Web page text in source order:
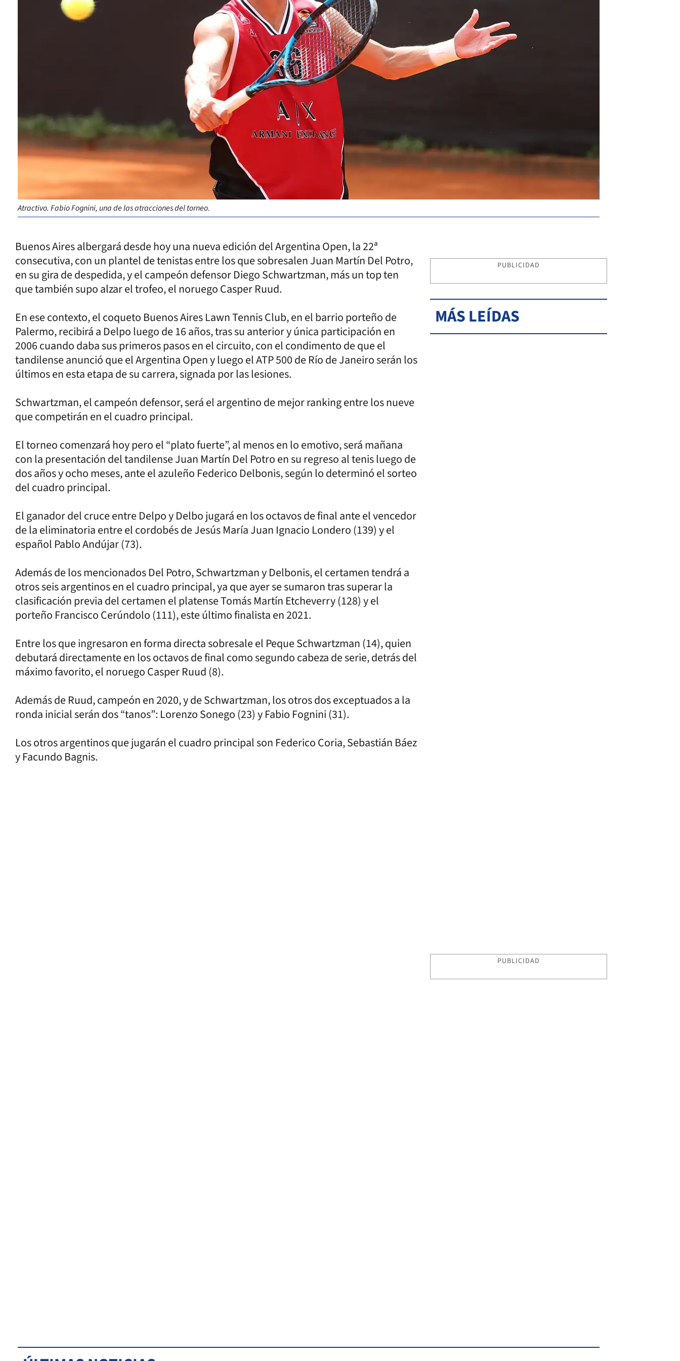
Atractivo. Fabio Fognini, una de las atracciones del torneo.
Buenos Aires albergará desde hoy una nueva edición del Argentina Open, la 22ª
consecutiva, con un plantel de tenistas entre los que sobresalen Juan Martín Del Potro,
en su gira de despedida, y el campeón defensor Diego Schwartzman, más un top ten
que también supo alzar el trofeo, el noruego Casper Ruud.
En ese contexto, el coqueto Buenos Aires Lawn Tennis Club, en el barrio porteño de
Palermo, recibirá a Delpo luego de 16 años, tras su anterior y única participación en
2006 cuando daba sus primeros pasos en el circuito, con el condimento de que el
tandilense anunció que el Argentina Open y luego el ATP 500 de Río de Janeiro serán los
últimos en esta etapa de su carrera, signada por las lesiones.
Schwartzman, el campeón defensor, será el argentino de mejor ranking entre los nueve
que competirán en el cuadro principal.
El torneo comenzará hoy pero el “plato fuerte”, al menos en lo emotivo, será mañana
con la presentación del tandilense Juan Martín Del Potro en su regreso al tenis luego de
dos años y ocho meses, ante el azuleño Federico Delbonis, según lo determinó el sorteo
del cuadro principal.
El ganador del cruce entre Delpo y Delbo jugará en los octavos de final ante el vencedor
de la eliminatoria entre el cordobés de Jesús María Juan Ignacio Londero (139) y el
español Pablo Andújar (73).
Además de los mencionados Del Potro, Schwartzman y Delbonis, el certamen tendrá a
otros seis argentinos en el cuadro principal, ya que ayer se sumaron tras superar la
clasificación previa del certamen el platense Tomás Martín Etcheverry (128) y el
porteño Francisco Cerúndolo (111), este último finalista en 2021.
Entre los que ingresaron en forma directa sobresale el Peque Schwartzman (14), quien
debutará directamente en los octavos de final como segundo cabeza de serie, detrás del
máximo favorito, el noruego Casper Ruud (8).
Además de Ruud, campeón en 2020, y de Schwartzman, los otros dos exceptuados a la
ronda inicial serán dos “tanos”: Lorenzo Sonego (23) y Fabio Fognini (31).
Los otros argentinos que jugarán el cuadro principal son Federico Coria, Sebastián Báez
y Facundo Bagnis.
PUBLICIDAD
MÁS LEÍDAS
PUBLICIDAD